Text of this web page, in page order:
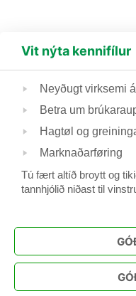
(+298) 230 435
bridge@bridge.fo
Hoydalsvegur 21, 100
Føroya
- er fastur limur í Hugaítrótt
les viðtøkur
Kappingar
Bridgeskúli
Feløg
NM2027
Vit nýta kennifílur
Neyðugt virksemi
Betra um
Hagtøl og
Marknaðarføring
Tú fært altíð broytt og
tannhjólið niðast til